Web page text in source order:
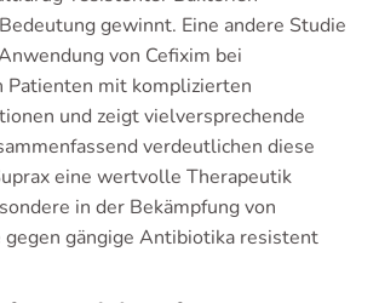
gewinnt. Eine andere Studie
von Cefixim bei
Patienten mit komplizierten
und zeigt vielversprechende
verdeutlichen diese
eine wertvolle Therapeutik
in der Bekämpfung von
gegen gängige Antibiotika resistent